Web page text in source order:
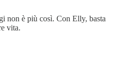
non è più così. Con Elly, basta
vita.